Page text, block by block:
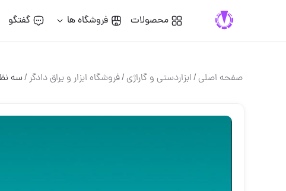
محصولات فروشگاه ها گفتگو
صفحه اصلی/ابزاردستی و گاراژی/فروشگاه ابزار و یراق دادگر/سه